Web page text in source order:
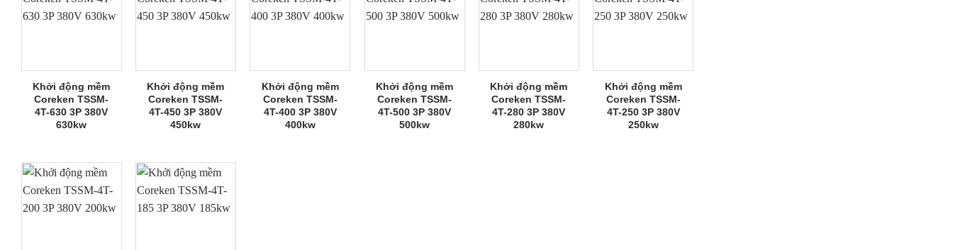
Khởi động mềm
Coreken TSSM-
4T-630 3P 380V
630kw
Khởi động mềm
Coreken TSSM-
4T-450 3P 380V
450kw
Khởi động mềm
Coreken TSSM-
4T-400 3P 380V
400kw
Khởi động mềm
Coreken TSSM-
4T-500 3P 380V
500kw
Khởi động mềm
Coreken TSSM-
4T-280 3P 380V
280kw
Khởi động mềm
Coreken TSSM-
4T-250 3P 380V
250kw